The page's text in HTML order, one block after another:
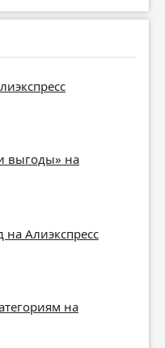
выгоды» на
Алиэкспресс
на